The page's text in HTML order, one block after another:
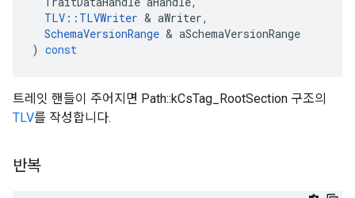
TLV :: TLVWriter & aWriter,
SchemaVersionRange & aSchemaVersionRange
) const
트레잇 핸들이 주어지면 Path::kCsTag_RootSection 구조의
TLV를 작성합니다.
반복